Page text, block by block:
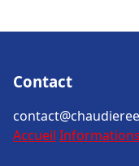
Contact
Accueil Informations